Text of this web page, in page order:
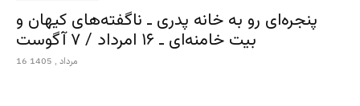
پنجره‌ای رو به خانه پدری ـ ناگفته‌های کیهان و
بیت خامنه‌ای ـ ۱۶ امرداد / ۷ آگوست
16 مرداد , 1405